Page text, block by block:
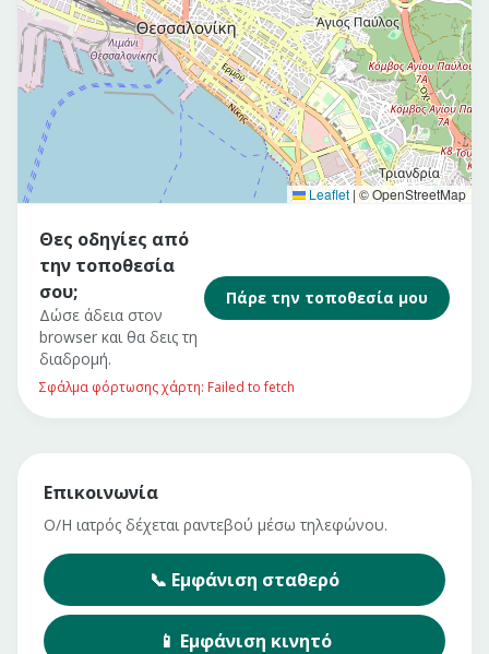
Leaflet |© OpenStreetMap
Θες οδηγίες από
την τοποθεσία
σου;
Δώσε άδεια στον
browser και θα δεις τη
διαδρομή.
Πάρε την τοποθεσία μου
Σφάλμα φόρτωσης χάρτη: Failed to fetch
Επικοινωνία
Ο/Η ιατρός δέχεται ραντεβού μέσω τηλεφώνου.
📞 Εμφάνιση σταθερό
📱 Εμφάνιση κινητό